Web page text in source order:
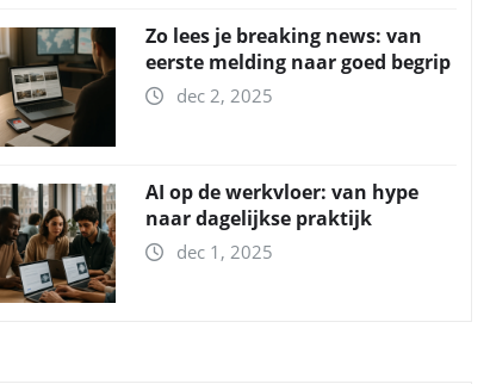
Zo lees je breaking news: van
eerste melding naar goed begrip
dec 2, 2025
AI op de werkvloer: van hype
naar dagelijkse praktijk
dec 1, 2025